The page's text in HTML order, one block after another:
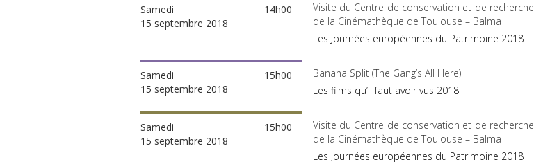
14h00
Samedi
15 septembre 2018
Visite du Centre de conservation et de recherche
de la Cinémathèque de Toulouse – Balma
Les Journées européennes du Patrimoine 2018
15h00
Samedi
15 septembre 2018
Banana Split (The Gang’s All Here)
Les films qu’il faut avoir vus 2018
15h00
Samedi
15 septembre 2018
Visite du Centre de conservation et de recherche
de la Cinémathèque de Toulouse – Balma
Les Journées européennes du Patrimoine 2018